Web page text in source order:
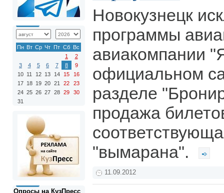
Пн Вт Ср Чт Пт Сб Вс
1
2
3
4 5 6 7 8
9
10 11 12 13 14 15
16
17 18 19 20 21 22
23
24 25 26 27 28 29
30
31
Опросы на КузПресс
Новокузнецк
программы
авиакомпании
официальном
разделе
продажа
"вымарана".
11.09.2012